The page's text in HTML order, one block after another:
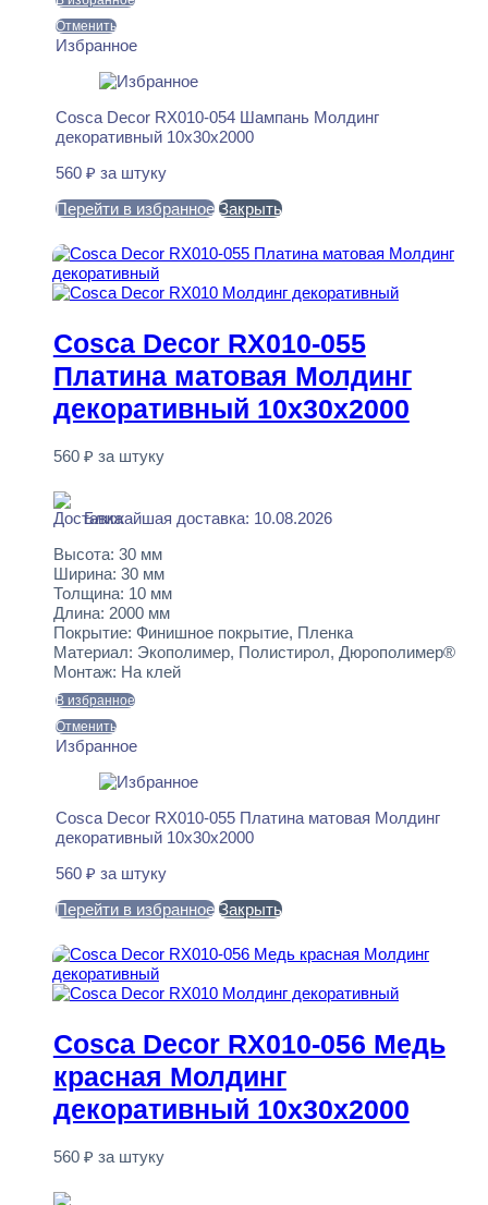
Отменить
Избранное
Cosca Decor RX010-054 Шампань Молдинг
декоративный 10x30x2000
560 ₽ за штуку
Перейти в избранное Закрыть
Cosca Decor RX010-055
Платина матовая Молдинг
декоративный 10x30x2000
560 ₽ за штуку
Ближайшая доставка: 10.08.2026
Высота: 30 мм
Ширина: 30 мм
Толщина: 10 мм
Длина: 2000 мм
Покрытие: Финишное покрытие, Пленка
Материал: Экополимер, Полистирол, Дюрополимер®
Монтаж: На клей
В избранное
Отменить
Избранное
Cosca Decor RX010-055 Платина матовая Молдинг
декоративный 10x30x2000
560 ₽ за штуку
Перейти в избранное Закрыть
Cosca Decor RX010-056 Медь
красная Молдинг
декоративный 10x30x2000
560 ₽ за штуку